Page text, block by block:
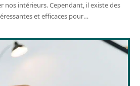
nos intérieurs. Cependant, il existe des
et efficaces pour…